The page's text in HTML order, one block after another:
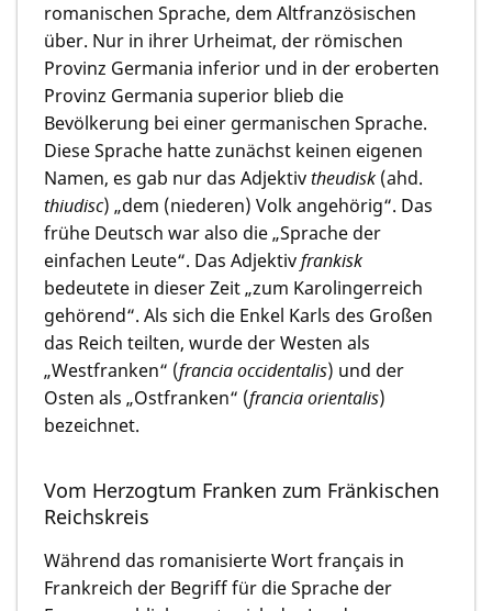
romanischen Sprache, dem Altfranzösischen
über. Nur in ihrer Urheimat, der römischen
Provinz Germania inferior und in der eroberten
Provinz Germania superior blieb die
Bevölkerung bei einer germanischen Sprache.
Diese Sprache hatte zunächst keinen eigenen
Namen, es gab nur das Adjektivtheudisk (ahd.
thiudisc) „dem (niederen) Volk angehörig“. Das
frühe Deutsch war also die „Sprache der
einfachen Leute“. Das Adjektivfrankisk
bedeutete in dieser Zeit „zum Karolingerreich
gehörend“. Als sich die Enkel Karls des Großen
das Reich teilten, wurde der Westen als
„Westfranken“ (franciaoccidentalis) und der
Osten als „Ostfranken“ (franciaorientalis)
bezeichnet.
Vom Herzogtum Franken zum Fränkischen
Reichskreis
Während das romanisierte Wort français in
Frankreich der Begriff für die Sprache der